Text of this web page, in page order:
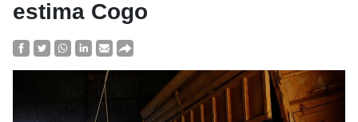
estima Cogo